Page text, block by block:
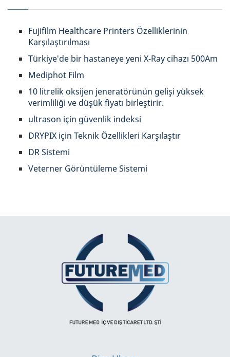
Fujifilm Healthcare Printers Özelliklerinin
Karşılaştırılması
Türkiye'de bir hastaneye yeni X-Ray cihazı 500Am
Mediphot Film
10 litrelik oksijen jeneratörünün gelişi yüksek
verimliliği ve düşük fiyatı birleştirir.
ultrason için güvenlik indeksi
DRYPIX için Teknik Özellikleri Karşılaştır
DR Sistemi
Veterner Görüntüleme Sistemi